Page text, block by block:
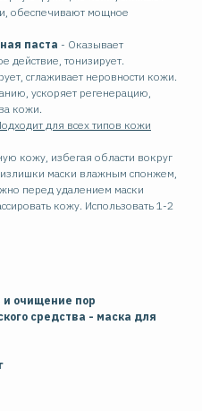
обеспечивают мощное
паста - Оказывает
действие, тонизирует.
сглаживает неровности кожи.
ускоряет регенерацию,
кожи.
для всех типов кожи
кожу, избегая области вокруг
излишки маски влажным спонжем,
перед удалением маски
кожу. Использовать 1-2
очищение пор
средства - маска для